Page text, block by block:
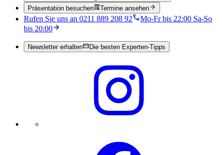
Präsentation besuchen
Termine ansehen
Rufen Sie uns an 0211 889 208 92
Mo-Fr bis 22:00 Sa-So
bis 20:00
Newsletter erhalten Die besten Experten-Tipps